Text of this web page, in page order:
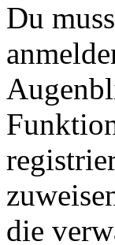
Du
die